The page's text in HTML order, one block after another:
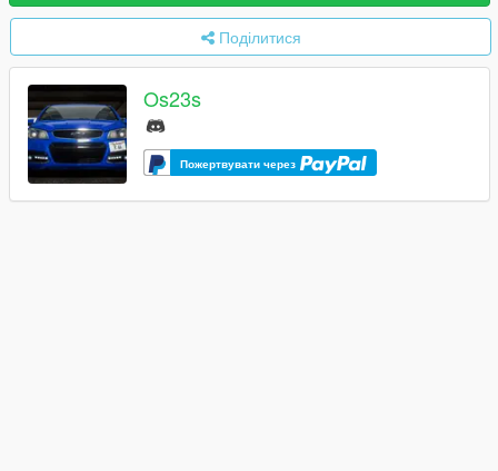
Поділитися
Os23s
Пожертвувати через